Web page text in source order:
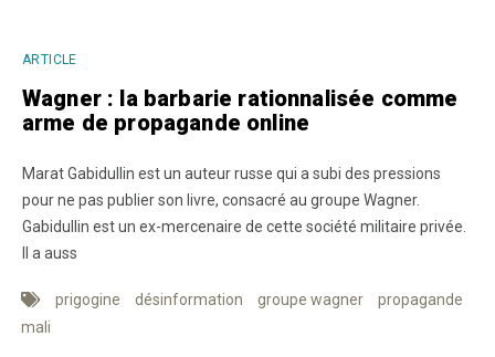
ARTICLE
Wagner : la barbarie rationnalisée comme
arme de propagande online
Marat Gabidullin est un auteur russe qui a subi des pressions
pour ne pas publier son livre, consacré au groupe Wagner.
Gabidullin est un ex-mercenaire de cette société militaire privée.
Il a auss
prigogine désinformation groupe wagner
propagande
mali